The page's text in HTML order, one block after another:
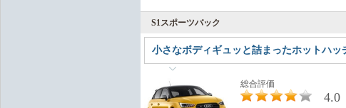
S1スポーツバック
小さなボディギュッと詰まったホットハッ
総合評価
4.0